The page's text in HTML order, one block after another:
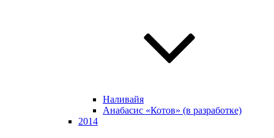
Наливайя
Анабасис «Котов» (в разработке)
2014